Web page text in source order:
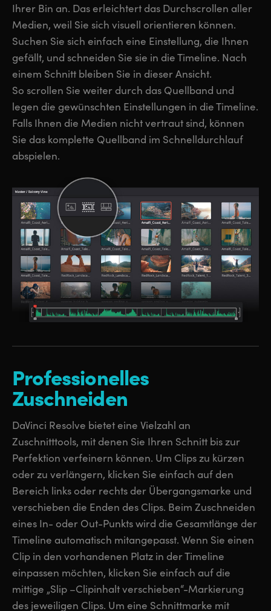
Ihrer Bin an. Das erleichtert das Durchscrollen aller
Medien, weil Sie sich visuell orientieren können.
Suchen Sie sich einfach eine Einstellung, die Ihnen
gefällt, und schneiden Sie sie in die Timeline. Nach
einem Schnitt bleiben Sie in dieser Ansicht.
So scrollen Sie weiter durch das Quellband und
legen die gewünschten Einstellungen in die Timeline.
Falls Ihnen die Medien nicht vertraut sind, können
Sie das komplette Quellband im Schnelldurchlauf
abspielen.
Professionelles
Zuschneiden
DaVinci Resolve bietet eine Vielzahl an
Zuschnitttools, mit denen Sie Ihren Schnitt bis zur
Perfektion verfeinern können. Um Clips zu kürzen
oder zu verlängern, klicken Sie einfach auf den
Bereich links oder rechts der Übergangsmarke und
verschieben die Enden des Clips. Beim Zuschneiden
eines In- oder Out-Punkts wird die Gesamtlänge der
Timeline automatisch mitangepasst. Wenn Sie einen
Clip in den vorhandenen Platz in der Timeline
einpassen möchten, klicken Sie einfach auf die
mittige „Slip –Clipinhalt verschieben“-Markierung
des jeweiligen Clips. Um eine Schnittmarke mit